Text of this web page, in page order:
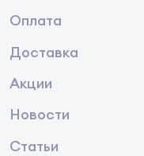
Оплата
Доставка
Акции
Новости
Статьи